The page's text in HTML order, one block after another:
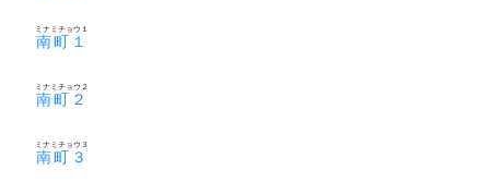
南町１
ミナミチョウ１
南町２
ミナミチョウ２
南町３
ミナミチョウ３